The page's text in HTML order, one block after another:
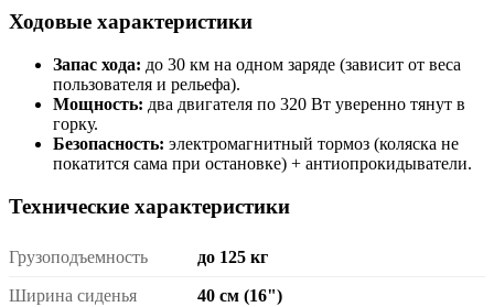
Ходовые характеристики
Запас хода: до 30 км на одном заряде (зависит от веса
пользователя и рельефа).
Мощность: два двигателя по 320 Вт уверенно тянут в
горку.
Безопасность: электромагнитный тормоз (коляска не
покатится сама при остановке) + антиопрокидыватели.
Технические характеристики
Грузоподъемность до 125 кг
Ширина сиденья 40 см (16")